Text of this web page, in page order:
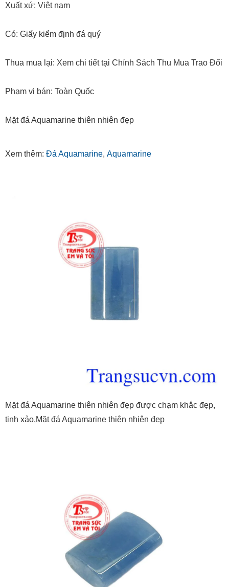
Xuất xứ: Việt nam
Có: Giấy kiểm định đá quý
Thua mua lại: Xem chi tiết tại Chính Sách Thu Mua Trao Đổi
Phạm vi bán: Toàn Quốc
Mặt đá Aquamarine thiên nhiên đẹp
Xem thêm: Đá Aquamarine, Aquamarine
Mặt đá Aquamarine thiên nhiên đẹp được chạm khắc đẹp,
tinh xảo,Mặt đá Aquamarine thiên nhiên đẹp